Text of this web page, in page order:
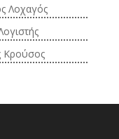
Λοχαγός
Κρούσος